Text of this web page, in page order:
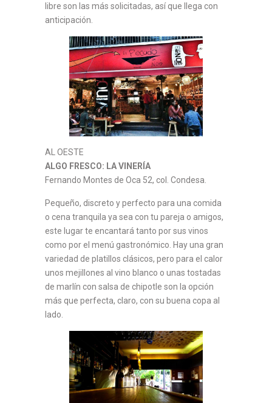
libre son las más solicitadas, así que llega con
anticipación.
AL OESTE
ALGO FRESCO: LA VINERÍA
Fernando Montes de Oca 52, col. Condesa.
Pequeño, discreto y perfecto para una comida
o cena tranquila ya sea con tu pareja o amigos,
este lugar te encantará tanto por sus vinos
como por el menú gastronómico. Hay una gran
variedad de platillos clásicos, pero para el calor
unos mejillones al vino blanco o unas tostadas
de marlín con salsa de chipotle son la opción
más que perfecta, claro, con su buena copa al
lado.